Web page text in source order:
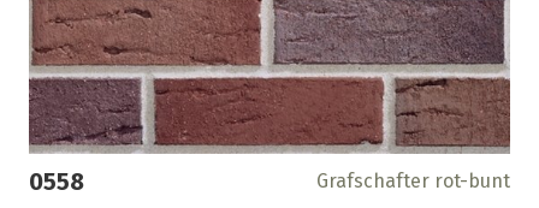
0558 Grafschafter rot-bunt